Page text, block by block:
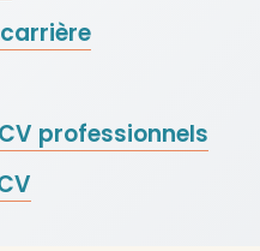
professionnels